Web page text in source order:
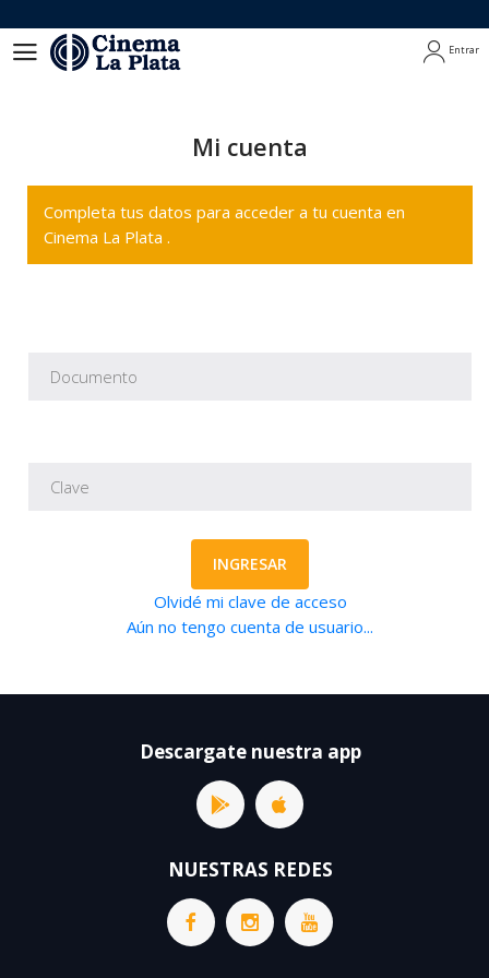
Entrar
Mi cuenta
Completa tus datos para acceder a tu cuenta en
Cinema La Plata .
INGRESAR
Olvidé mi clave de acceso
Aún no tengo cuenta de usuario...
Descargate nuestra app
NUESTRAS REDES